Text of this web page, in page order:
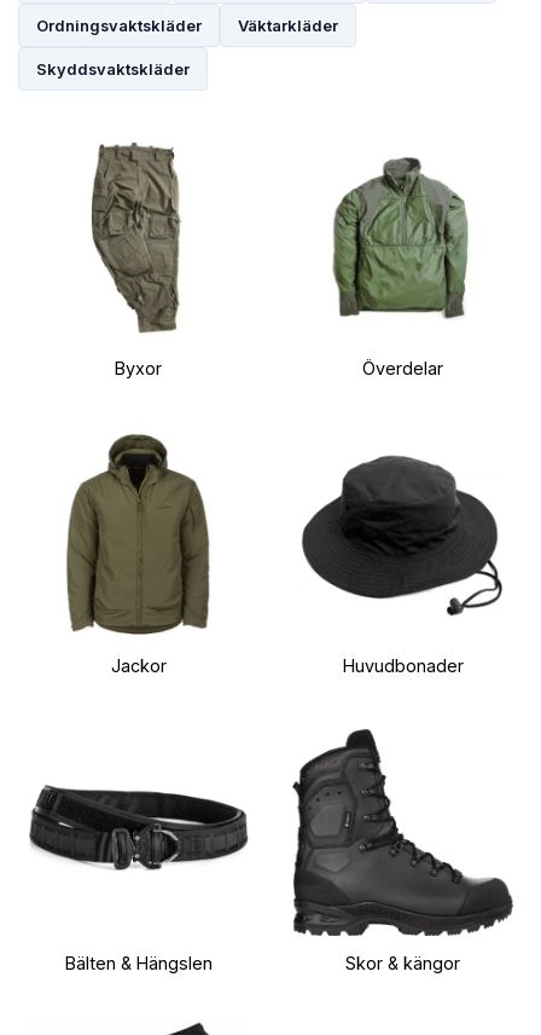
Ordningsvaktskläder Väktarkläder
Skyddsvaktskläder
Byxor Överdelar
Jackor Huvudbonader
Bälten & Hängslen Skor & kängor